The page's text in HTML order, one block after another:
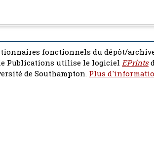
fonctionnels du dépôt/
Publications utilise le logiciel EPrints
de Southampton. Plus